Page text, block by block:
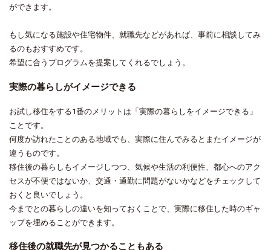
ができます。
もし気になる施設や住宅物件、就職先などがあれば、事前に相談してみ
るのもおすすめです。
希望に合うプログラムを提案してくれるでしょう。
実際の暮らしがイメージできる
お試し移住をする1番のメリットは「実際の暮らしをイメージできる」
ことです。
何度か訪れたことのある地域でも、実際に住んでみるとまたイメージが
違うものです。
移住後の暮らしもイメージしつつ、気候や生活の利便性、都心へのアク
セスが不便ではないか、交通・通勤に問題がないかなどをチェックして
おくと良いでしょう。
今までとの暮らしの違いを知っておくことで、実際に移住した時のギャ
ップを埋めることができます。
移住後の就職先が見つかることもある